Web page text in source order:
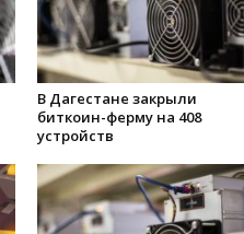
В Дагестане закрыли
биткоин-ферму на 408
устройств